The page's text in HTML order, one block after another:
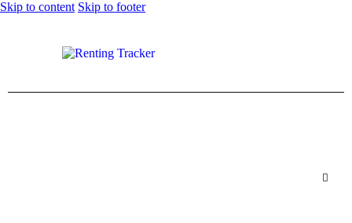
Skip to content Skip to footer